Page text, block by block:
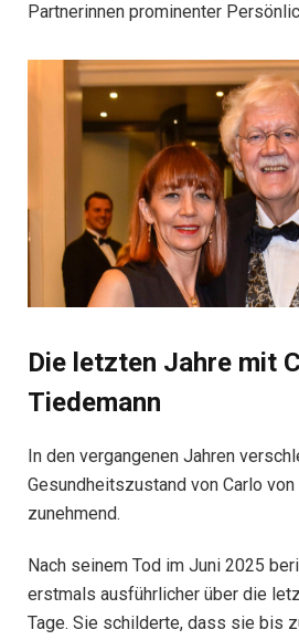
Partnerinnen prominenter
Die letzten Jahre mit
Tiedemann
In den vergangenen Jahren
Gesundheitszustand von Carlo
zunehmend.
Nach seinem Tod im Juni 2025
erstmals ausführlicher über die
Tage. Sie schilderte, dass sie bis